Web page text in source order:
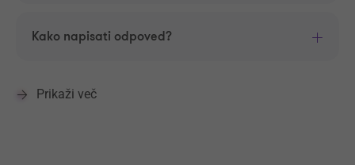
Kako napisati odpoved?
Prikaži več